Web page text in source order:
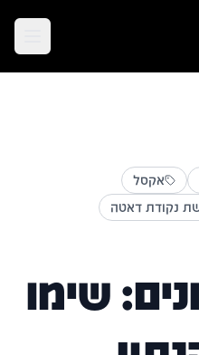
אקסל
נקודת דאטה
שימו